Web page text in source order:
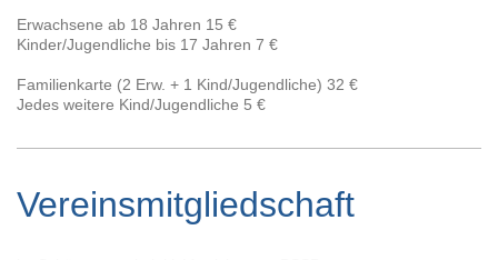
Erwachsene ab 18 Jahren 15 €
Kinder/Jugendliche bis 17 Jahren 7 €
Familienkarte (2 Erw. + 1 Kind/Jugendliche) 32 €
Jedes weitere Kind/Jugendliche 5 €
Vereinsmitgliedschaft